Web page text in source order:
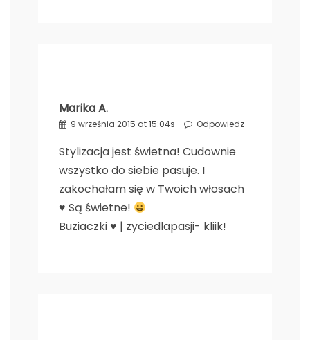
Marika A.
9 września 2015 at 15:04s Odpowiedz
Stylizacja jest świetna! Cudownie
wszystko do siebie pasuje. I
zakochałam się w Twoich włosach
♥ Są świetne!
Buziaczki ♥ | zyciedlapasji- kliik!